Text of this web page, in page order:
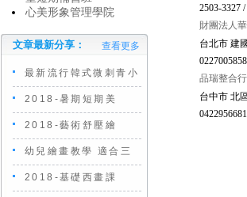
心美形象管理學院
文章最新分享： 查看更多
最新流行韓式微刺青小
2018-暑期短期美
2018-藝術舒壓繪
幼兒繪畫教學 適合三
2018-基礎西畫課
2503-3327 /
財團法人
台北市 建
品瑞整合
台中市 北